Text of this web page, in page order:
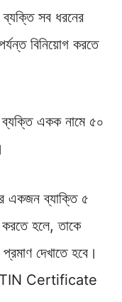
সব ধরনের
বিনিয়োগ করতে
ব্যক্তি একক নামে ৫০
একজন ব্যাক্তি ৫
করতে হলে, তাকে
দেখাতে হবে।
TIN Certificate